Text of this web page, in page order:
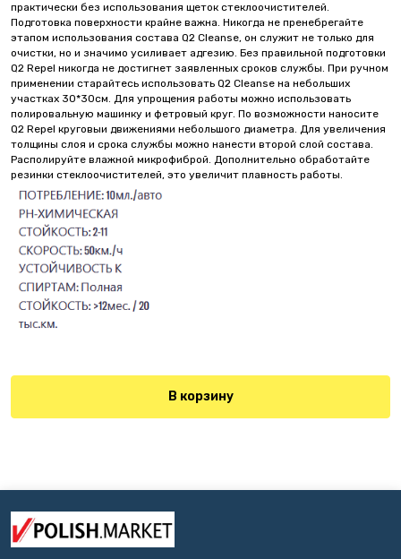
практически без использования щеток стеклоочистителей.
Подготовка поверхности крайне важна. Никогда не пренебрегайте
этапом использования состава Q2 Cleanse, он служит не только для
очистки, но и значимо усиливает адгезию. Без правильной подготовки
Q2 Repel никогда не достигнет заявленных сроков службы. При ручном
применении старайтесь использовать Q2 Cleanse на небольших
участках 30*30см. Для упрощения работы можно использовать
полировальную машинку и фетровый круг. По возможности наносите
Q2 Repel круговыи движениями небольшого диаметра. Для увеличения
толщины слоя и срока службы можно нанести второй слой состава.
Располируйте влажной микрофиброй. Дополнительно обработайте
резинки стеклоочистителей, это увеличит плавность работы.
В корзину